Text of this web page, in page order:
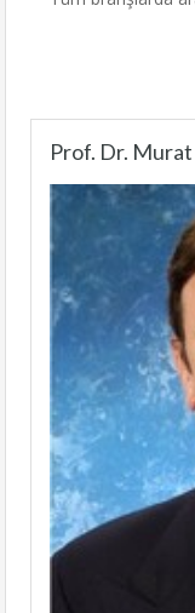
Prof. Dr.